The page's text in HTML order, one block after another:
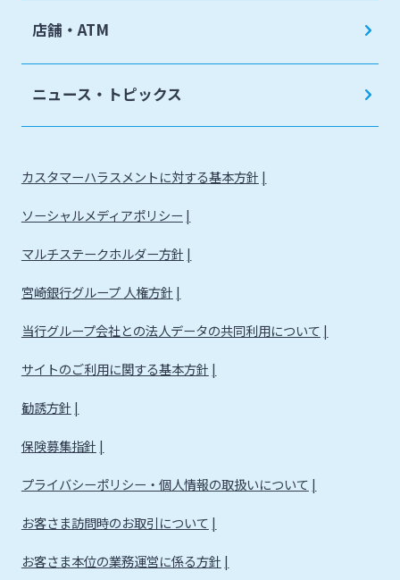
店舗・ATM
ニュース・トピックス
カスタマーハラスメントに対する基本方針
ソーシャルメディアポリシー
マルチステークホルダー方針
宮崎銀行グループ 人権方針
当行グループ会社との法人データの共同利用について
サイトのご利用に関する基本方針
勧誘方針
保険募集指針
プライバシーポリシー・個人情報の取扱いについて
お客さま訪問時のお取引について
お客さま本位の業務運営に係る方針